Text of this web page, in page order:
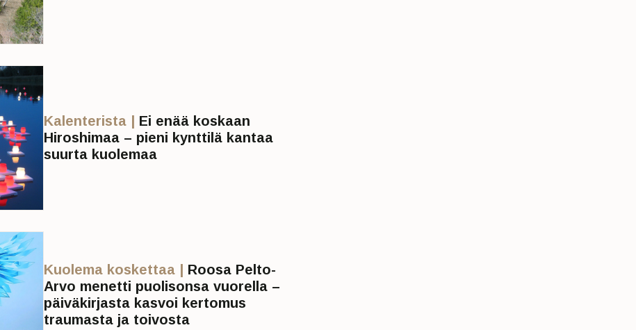
Kalenterista | Ei enää koskaan
Hiroshimaa – pieni kynttilä kantaa
suurta kuolemaa
Kuolema koskettaa | Roosa Pelto-
Arvo menetti puolisonsa vuorella –
päiväkirjasta kasvoi kertomus
traumasta ja toivosta